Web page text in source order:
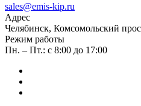
sales@emis-kip.ru
Адрес
Челябинск, Комсомольский
Режим работы
Пн. – Пт.: с 8:00 до 17:00